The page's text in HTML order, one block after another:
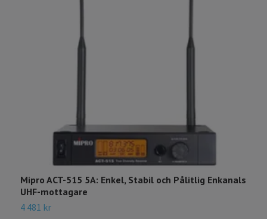
Mipro ACT-515 5A: Enkel, Stabil och Pålitlig Enkanals
UHF-mottagare
4 481 kr